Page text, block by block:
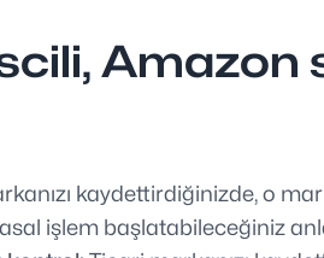
Amazon
kaydettirdiğinizde, o
işlem başlatabileceğiniz